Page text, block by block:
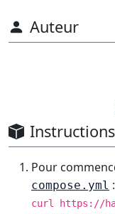
Auteur
Instructions
Pour
compose.yml :
curl https://